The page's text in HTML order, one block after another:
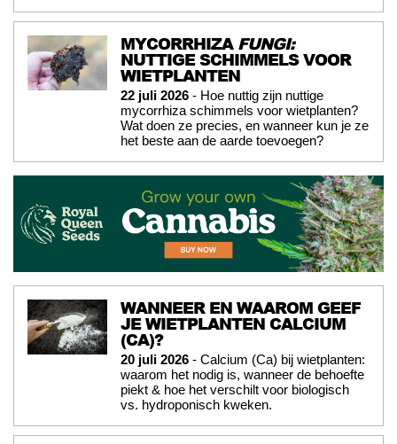
MYCORRHIZAFUNGI:
NUTTIGE SCHIMMELS VOOR
WIETPLANTEN
22 juli 2026 - Hoe nuttig zijn nuttige
mycorrhiza schimmels voor wietplanten?
Wat doen ze precies, en wanneer kun je ze
het beste aan de aarde toevoegen?
WANNEER EN WAAROM GEEF
JE WIETPLANTEN CALCIUM
(CA)?
20 juli 2026 - Calcium (Ca) bij wietplanten:
waarom het nodig is, wanneer de behoefte
piekt & hoe het verschilt voor biologisch
vs. hydroponisch kweken.